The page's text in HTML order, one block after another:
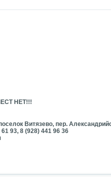
НЕТ!!!
Витязево, пер.
93, 8 (928) 441 96 36